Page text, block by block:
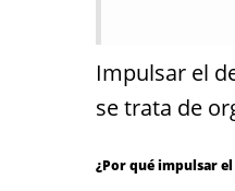
Impulsar el
se trata de
¿Por qué impulsar